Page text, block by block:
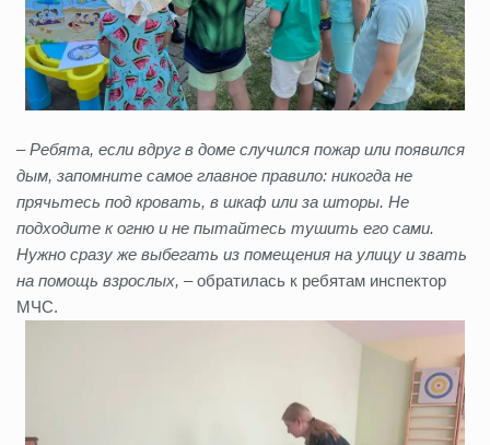
– Ребята, если вдруг в доме случился пожар или появился
дым, запомните самое главное правило: никогда не
прячьтесь под кровать, в шкаф или за шторы. Не
подходите к огню и не пытайтесь тушить его сами.
Нужно сразу же выбегать из помещения на улицу и звать
на помощь взрослых, – обратилась к ребятам инспектор
МЧС.